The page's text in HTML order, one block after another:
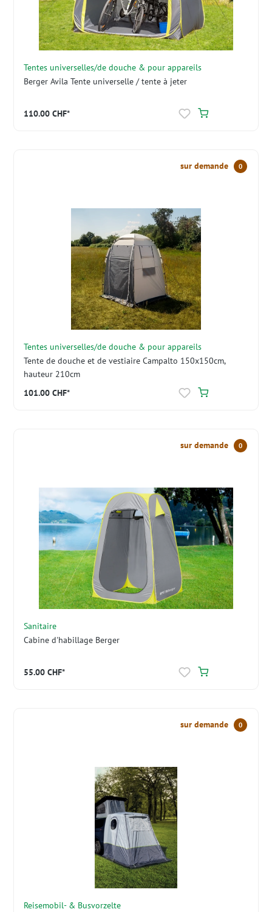
Tentes universelles/de douche & pour appareils
Berger Avila Tente universelle / tente à jeter
110.00 CHF*
sur demande 0
Tentes universelles/de douche & pour appareils
Tente de douche et de vestiaire Campalto 150x150cm,
hauteur 210cm
101.00 CHF*
sur demande 0
Sanitaire
Cabine d'habillage Berger
55.00 CHF*
sur demande 0
Reisemobil- & Busvorzelte